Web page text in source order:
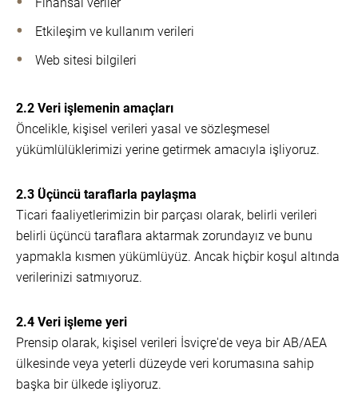
Etkileşim ve kullanım verileri
Web sitesi bilgileri
2.2 Veri işlemenin amaçları
Öncelikle, kişisel verileri yasal ve sözleşmesel
yükümlülüklerimizi yerine getirmek amacıyla işliyoruz.
2.3 Üçüncü taraflarla paylaşma
Ticari faaliyetlerimizin bir parçası olarak, belirli verileri
belirli üçüncü taraflara aktarmak zorundayız ve bunu
yapmakla kısmen yükümlüyüz. Ancak hiçbir koşul altında
verilerinizi satmıyoruz.
2.4 Veri işleme yeri
Prensip olarak, kişisel verileri İsviçre'de veya bir AB/AEA
ülkesinde veya yeterli düzeyde veri korumasına sahip
başka bir ülkede işliyoruz.